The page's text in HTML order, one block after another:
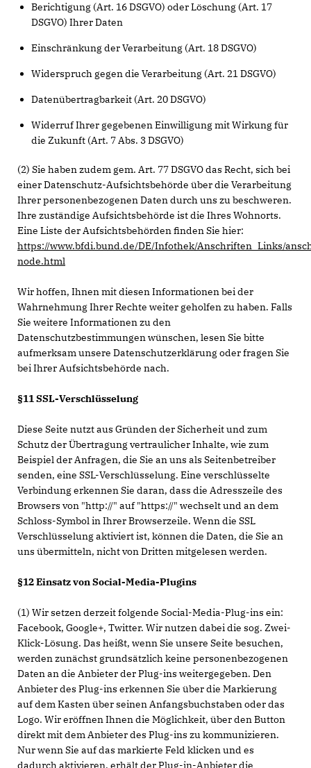
Berichtigung (Art. 16 DSGVO) oder Löschung (Art. 17
DSGVO) Ihrer Daten
Einschränkung der Verarbeitung (Art. 18 DSGVO)
Widerspruch gegen die Verarbeitung (Art. 21 DSGVO)
Datenübertragbarkeit (Art. 20 DSGVO)
Widerruf Ihrer gegebenen Einwilligung mit Wirkung für
die Zukunft (Art. 7 Abs. 3 DSGVO)
(2) Sie haben zudem gem. Art. 77 DSGVO das Recht, sich bei
einer Datenschutz-Aufsichtsbehörde über die Verarbeitung
Ihrer personenbezogenen Daten durch uns zu beschweren.
Ihre zuständige Aufsichtsbehörde ist die Ihres Wohnorts.
Eine Liste der Aufsichtsbehörden finden Sie hier:
https://www.bfdi.bund.de/DE/Infothek/Anschriften_Links/
node.html
Wir hoffen, Ihnen mit diesen Informationen bei der
Wahrnehmung Ihrer Rechte weiter geholfen zu haben. Falls
Sie weitere Informationen zu den
Datenschutzbestimmungen wünschen, lesen Sie bitte
aufmerksam unsere Datenschutzerklärung oder fragen Sie
bei Ihrer Aufsichtsbehörde nach.
§11 SSL-Verschlüsselung
Diese Seite nutzt aus Gründen der Sicherheit und zum
Schutz der Übertragung vertraulicher Inhalte, wie zum
Beispiel der Anfragen, die Sie an uns als Seitenbetreiber
senden, eine SSL-Verschlüsselung. Eine verschlüsselte
Verbindung erkennen Sie daran, dass die Adresszeile des
Browsers von "http://" auf "https://" wechselt und an dem
Schloss-Symbol in Ihrer Browserzeile. Wenn die SSL
Verschlüsselung aktiviert ist, können die Daten, die Sie an
uns übermitteln, nicht von Dritten mitgelesen werden.
§12 Einsatz von Social-Media-Plugins
(1) Wir setzen derzeit folgende Social-Media-Plug-ins ein:
Facebook, Google+, Twitter. Wir nutzen dabei die sog. Zwei-
Klick-Lösung. Das heißt, wenn Sie unsere Seite besuchen,
werden zunächst grundsätzlich keine personenbezogenen
Daten an die Anbieter der Plug-ins weitergegeben. Den
Anbieter des Plug-ins erkennen Sie über die Markierung
auf dem Kasten über seinen Anfangsbuchstaben oder das
Logo. Wir eröffnen Ihnen die Möglichkeit, über den Button
direkt mit dem Anbieter des Plug-ins zu kommunizieren.
Nur wenn Sie auf das markierte Feld klicken und es
dadurch aktivieren, erhält der Plug-in-Anbieter die